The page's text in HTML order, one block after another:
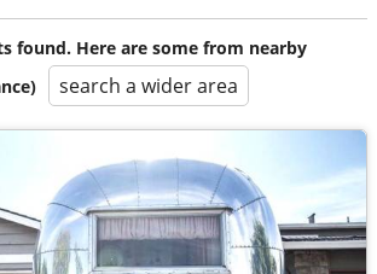
found. Here are some from nearby
search a wider area